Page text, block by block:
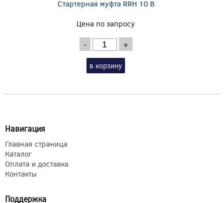
Стартерная муфта RRH 10 B
Цена по запросу
- +
в корзину
Навигация
Главная страница
Каталог
Оплата и доставка
Контакты
Поддержка